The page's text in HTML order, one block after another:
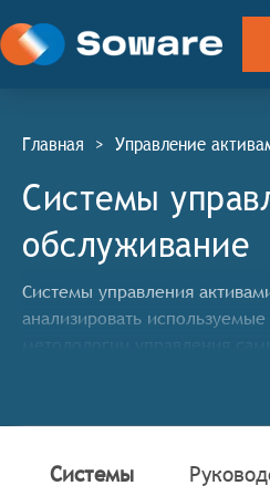
Главная > Управление
Системы
обслуживание
Системы управления
анализировать
методологии управления
Классификатор
Включать в себя
Системы